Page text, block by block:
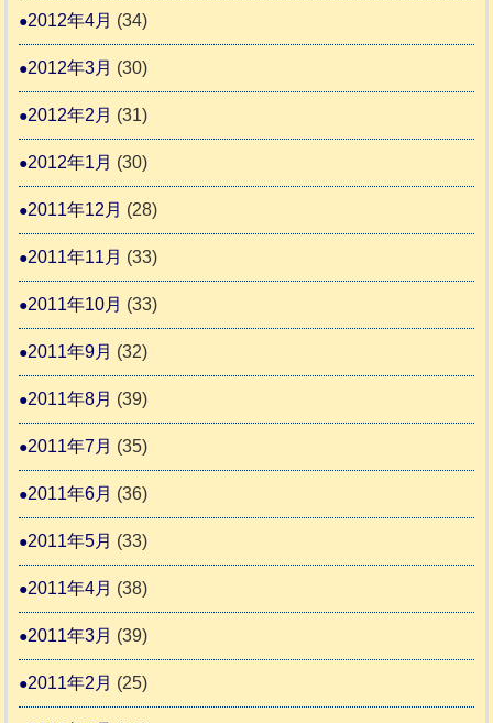
2012年4月 (34)
2012年3月 (30)
2012年2月 (31)
2012年1月 (30)
2011年12月 (28)
2011年11月 (33)
2011年10月 (33)
2011年9月 (32)
2011年8月 (39)
2011年7月 (35)
2011年6月 (36)
2011年5月 (33)
2011年4月 (38)
2011年3月 (39)
2011年2月 (25)